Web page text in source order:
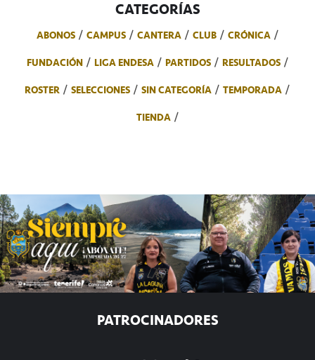
CATEGORÍAS
ABONOS CAMPUS CANTERA CLUB
CRÓNICA
FUNDACIÓN
LIGA ENDESA PARTIDOS
RESULTADOS
ROSTER
SELECCIONES SIN CATEGORÍA
TEMPORADA
TIENDA
PATROCINADORES